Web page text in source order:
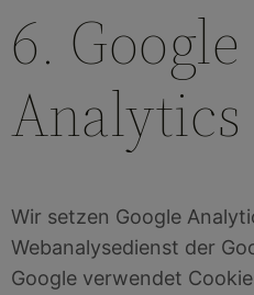
6. Google
Analytics
Wir setzen Google
Webanalysedienst der
Google verwendet